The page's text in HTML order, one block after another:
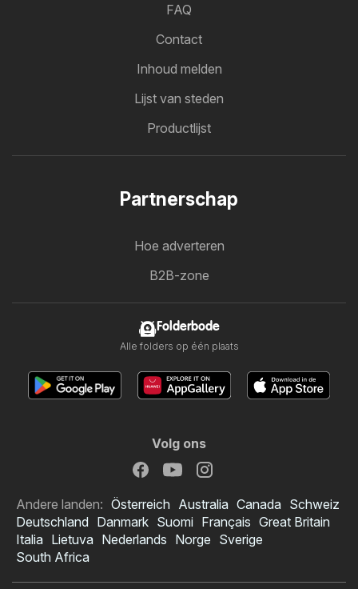
FAQ
Contact
Inhoud melden
Lijst van steden
Productlijst
Partnerschap
Hoe adverteren
B2B-zone
Folderbode
Alle folders op één plaats
Volg ons
Andere landen: Österreich Australia Canada Schweiz
Deutschland Danmark Suomi Français Great Britain
Italia Lietuva Nederlands Norge Sverige
South Africa